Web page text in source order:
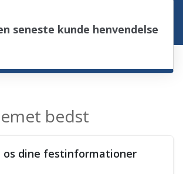
seneste kunde henvendelse
bedst
os dine festinformationer